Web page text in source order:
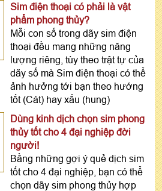
Sim điện thoại có phải là vật
phẩm phong thủy?
Mỗi con số trong dãy sim điện
thoại đều mang những năng
lượng riêng, tùy theo trật tự của
dãy số mà Sim điện thoại có thể
ảnh hưởng tới bạn theo hướng
tốt (Cát) hay xấu (hung)
Dùng kinh dịch chọn sim phong
thủy tốt cho 4 đại nghiệp đời
người!
Bằng những gợi ý quẻ dịch sim
tốt cho 4 đại nghiệp, bạn có thể
chọn dãy sim phong thủy hợp